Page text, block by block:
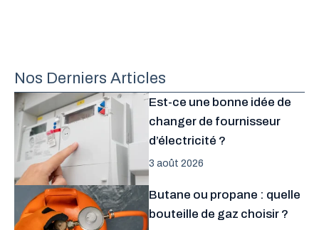
Nos Derniers Articles
Est-ce une bonne idée de
changer de fournisseur
d’électricité ?
3 août 2026
Butane ou propane : quelle
bouteille de gaz choisir ?